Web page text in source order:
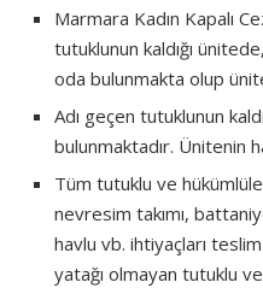
Marmara Kadın Kapalı
tutuklunun kaldığı
oda bulunmakta olup
Adı geçen tutuklunun
bulunmaktadır. Ünitenin
Tüm tutuklu ve
nevresim takımı,
havlu vb. ihtiyaçları
yatağı olmayan tutuklu